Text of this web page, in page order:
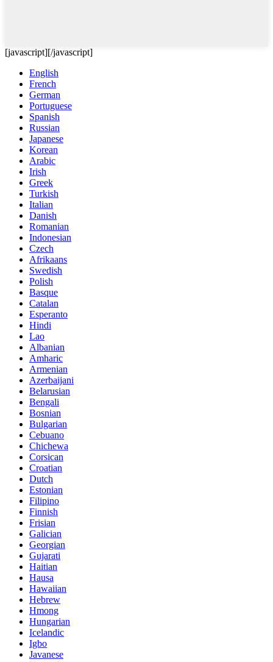
[javascript][/javascript]
English
French
German
Portuguese
Spanish
Russian
Japanese
Korean
Arabic
Irish
Greek
Turkish
Italian
Danish
Romanian
Indonesian
Czech
Afrikaans
Swedish
Polish
Basque
Catalan
Esperanto
Hindi
Lao
Albanian
Amharic
Armenian
Azerbaijani
Belarusian
Bengali
Bosnian
Bulgarian
Cebuano
Chichewa
Corsican
Croatian
Dutch
Estonian
Filipino
Finnish
Frisian
Galician
Georgian
Gujarati
Haitian
Hausa
Hawaiian
Hebrew
Hmong
Hungarian
Icelandic
Igbo
Javanese